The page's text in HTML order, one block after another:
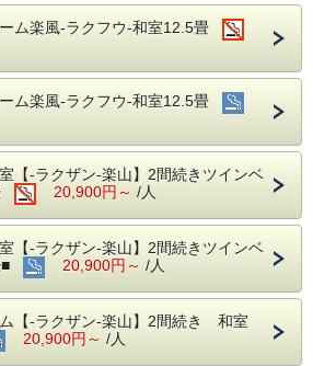
ーキ
レストラン)にて、
野菜や、上州銘柄のお肉、豊洲より直送の新鮮な
どをご用意しております。
よっては小宴会場となる場合もございます
】
磯部ガーデン自慢の田舎の優しい味を楽しめる和
の採れたて新鮮野菜サラダ、
ェ）料理です。
7：00～9：00まで(※最終入場8:30)
ク発祥の地「磯部温泉の湯」】
水素塩泉の良質泉でスベスベ感のある「美肌湯」
ム楽風-ラクフウ-和室12.5畳
ム楽風-ラクフウ-和室12.5畳
【-ラクザン-楽山】2間続きツインベ
20,900円～ /人
【-ラクザン-楽山】2間続きツインベ
■
20,900円～ /人
【-ラクザン-楽山】2間続き 和室
20,900円～ /人